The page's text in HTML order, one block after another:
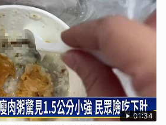
01:34